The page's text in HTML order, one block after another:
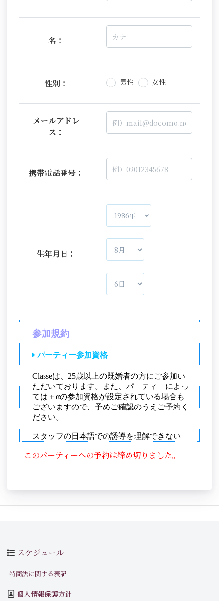
名：
性別： 男性 女性
メールアドレ
ス：
携帯電話番号：
生年月日：
このパーティーへの予約は締め切りました。
スケジュール
特商法に関する表記
個人情報保護方針